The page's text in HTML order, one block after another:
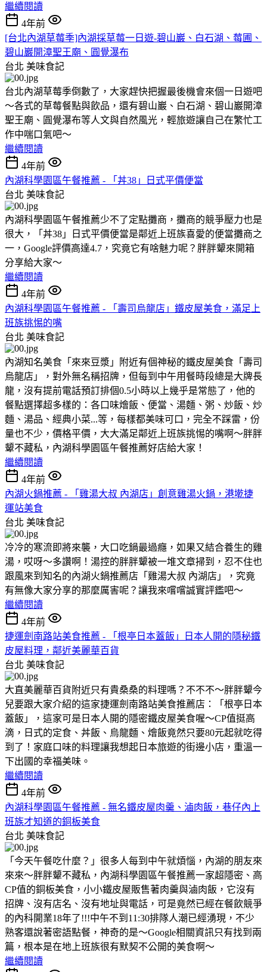
繼續閱讀
4年前
[台北內湖草莓季]內湖採草莓一日遊-碧山巖、白石湖、莓圃、
碧山巖開漳聖王廟、圓覺瀑布
台北 美味食記
台北內湖草莓季倒數了，大家趕快把握最後機會來個一日遊吧
～各式的草莓餐點與飲品，還有碧山巖、白石湖、碧山巖開漳
聖王廟、圓覺瀑布等人文與自然風光，輕旅遊讓自己在繁忙工
作中喘口氣吧～
繼續閱讀
4年前
內湖科學園區午餐推薦 - 「丼38」日式平價便當
台北 美味食記
內湖科學園區午餐推薦少不了定點攤商，攤商的競爭壓力也是
很大，「丼38」日式平價便當是鄰近上班族喜愛的便當攤商之
一，Google評價高達4.7，究竟它有啥魅力呢？胖胖顰來開箱
分享給大家～
繼續閱讀
4年前
內湖科學園區午餐推薦 - 「壽司烏龍店」鐵皮屋美食，滿足上
班族挑惕的嘴
台北 美味食記
內湖知名美食「來來豆漿」附近有個神秘的鐵皮屋美食「壽司
烏龍店」，對外無名稱招牌，但每到中午用餐時段總是大牌長
龍，沒有提前電話預訂排個0.5小時以上幾乎是常態了，他的
餐點選擇超多樣的：各口味燴飯、便當、湯麵、粥、炒飯、炒
麵、湯品、經典小菜...等，每樣都美味可口，完全不踩雷，份
量也不少，價格平價，大大滿足鄰近上班族挑惕的嘴啊～胖胖
顰不藏私，內湖科學園區午餐推薦好店給大家！
繼續閱讀
4年前
內湖火鍋推薦 - 「雞湯大叔 內湖店」創意雞湯火鍋，港墘捷
運站美食
台北 美味食記
冷冷的寒流即將來襲，大口吃鍋最過癮，如果又結合養生的雞
湯，哎呀～多讚啊！湯控的胖胖顰被一堆文章掃到，忍不住也
跟風來到知名的內湖火鍋推薦店「雞湯大叔 內湖店」，究竟
有無像大家分享的那麼厲害呢？讓我來嚐嚐誠實評鑑吧～
繼續閱讀
4年前
捷運劍南路站美食推薦 - 「根亭日本蓋飯」日本人開的隱秘鐵
皮屋料理，鄰近美麗華百貨
台北 美味食記
大直美麗華百貨附近只有貴桑桑的料理嗎？不不不～胖胖顰今
兒要跟大家介紹的這家捷運劍南路站美食推薦店：「根亭日本
蓋飯」，這家可是日本人開的隱密鐵皮屋美食喔～CP值挺高
滴，日式的定食、丼飯、烏龍麵、燴飯竟然只要80元起就吃得
到了！家庭口味的料理讓我想起日本旅遊的街邊小店，重溫一
下出國的幸福美味。
繼續閱讀
4年前
內湖科學園區午餐推薦 - 無名鐵皮屋肉羹、滷肉飯，巷仔內上
班族才知道的銅板美食
台北 美味食記
「今天午餐吃什麼？」很多人每到中午就煩惱，內湖的朋友來
來來～胖胖顰不藏私，內湖科學園區午餐推薦一家超隱密、高
CP值的銅板美食，小小鐵皮屋販售著肉羹與滷肉飯，它沒有
招牌、沒有店名、沒有地址與電話，可是竟然已經在餐飲競爭
的內科開業18年了!!!中午不到11:30排隊人潮已經湧現，不少
熟客還說著密語點餐，神奇的是～Google相關資訊只有找到兩
篇，根本是在地上班族很有默契不公開的美食啊～
繼續閱讀